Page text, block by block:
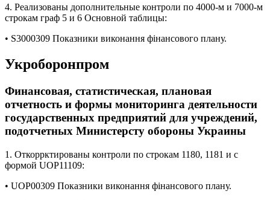
4. Реализованы дополнительные контроли по 4000-м и 7000-м
строкам граф 5 и 6 Основной таблицы:
• S3000309 Показники виконання фінансового плану.
Укроборонпром
Финансовая, статистическая, плановая
отчетность и формы мониторинга деятельности
государственных предприятий для учреждений,
подотчетных Министерсту обороны Украины
1. Откоррктированы контроли по строкам 1180, 1181 и с
формой UOP11109:
• UOP00309 Показники виконання фінансового плану.